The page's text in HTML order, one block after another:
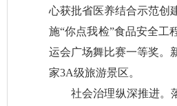
心获批省医养结合示范创
施“你点我检”食品安全工
运会广场舞比赛一等奖。
家3A级旅游景区。
社会治理纵深推进。